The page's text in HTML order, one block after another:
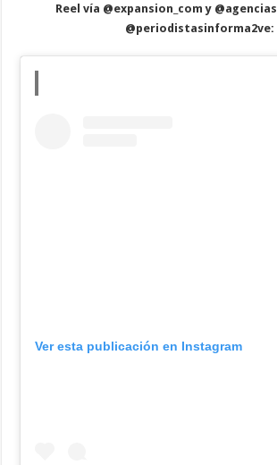
Reel vía @expansion_com y @agencias
@periodistasinforma2ve:
Ver esta publicación en Instagram